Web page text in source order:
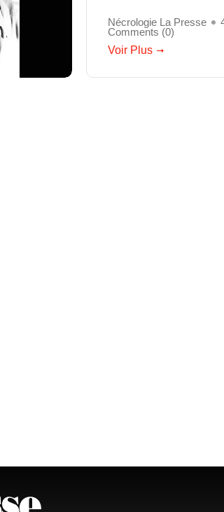
Nécrologie La Presse
Comments (0)
Voir Plus